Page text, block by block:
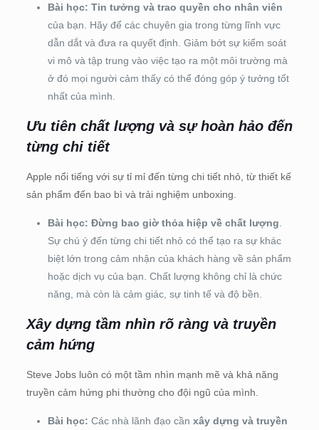
Bài học: Tin tưởng và trao quyền cho nhân viên
của bạn. Hãy để các chuyên gia trong từng lĩnh vực
dẫn dắt và đưa ra quyết định. Giảm bớt sự kiểm soát
vi mô và tập trung vào việc tạo ra một môi trường mà
ở đó mọi người cảm thấy có thể đóng góp ý tưởng tốt
nhất của mình.
Ưu tiên chất lượng và sự hoàn hảo đến
từng chi tiết
Apple nổi tiếng với sự tỉ mỉ đến từng chi tiết nhỏ, từ thiết kế
sản phẩm đến bao bì và trải nghiệm unboxing.
Bài học: Đừng bao giờ thỏa hiệp về chất lượng
Sự chú ý đến từng chi tiết nhỏ có thể tạo ra sự khác
biệt lớn trong cảm nhận của khách hàng về sản phẩm
hoặc dịch vụ của bạn. Chất lượng không chỉ là chức
năng, mà còn là cảm giác, sự tinh tế và độ bền.
Xây dựng tầm nhìn rõ ràng và truyền
cảm hứng
Steve Jobs luôn có một tầm nhìn mạnh mẽ và khả năng
truyền cảm hứng phi thường cho đội ngũ của mình.
Bài học: Các nhà lãnh đạo cần xây dựng và truyền